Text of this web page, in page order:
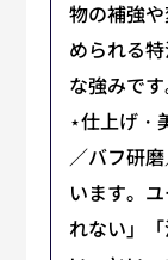
物の補強
められる
な強みです
⋆仕上げ・
／バフ研
います。
れない」